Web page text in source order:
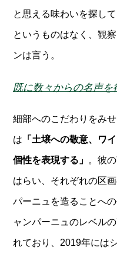
と思える味わいを探し
というものはなく、観
ンは言う。
既に数々からの名声を
細部へのこだわりをみ
は 「土壌への敬意、ワ
個性を表現する」 。彼
はらい、それぞれの区
パーニュを造ることへ
ャンパーニュのレベル
れており、2019年には